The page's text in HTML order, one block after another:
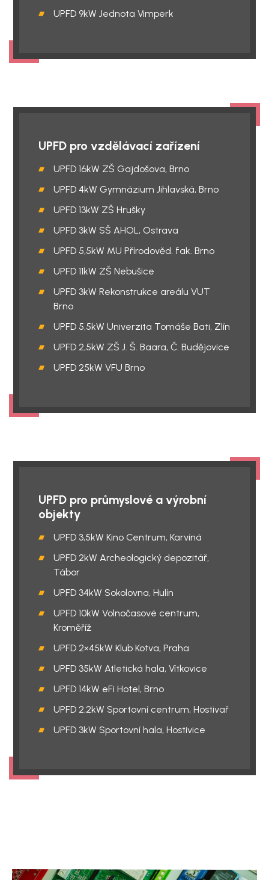
UPFD 9kW Jednota Vimperk
UPFD pro vzdělávací zařízení
UPFD 16kW ZŠ Gajdošova, Brno
UPFD 4kW Gymnázium Jihlavská, Brno
UPFD 13kW ZŠ Hrušky
UPFD 3kW SŠ AHOL, Ostrava
UPFD 5,5kW MU Přírodověd. fak. Brno
UPFD 11kW ZŠ Nebušice
UPFD 3kW Rekonstrukce areálu VUT
Brno
UPFD 5,5kW Univerzita Tomáše Bati, Zlín
UPFD 2,5kW ZŠ J. Š. Baara, Č. Budějovice
UPFD 25kW VFU Brno
UPFD pro průmyslové a výrobní
objekty
UPFD 3,5kW Kino Centrum, Karviná
UPFD 2kW Archeologický depozitář,
Tábor
UPFD 34kW Sokolovna, Hulín
UPFD 10kW Volnočasové centrum,
Kroměříž
UPFD 2×45kW Klub Kotva, Praha
UPFD 35kW Atletická hala, Vítkovice
UPFD 14kW eFi Hotel, Brno
UPFD 2,2kW Sportovní centrum, Hostivař
UPFD 3kW Sportovní hala, Hostivice